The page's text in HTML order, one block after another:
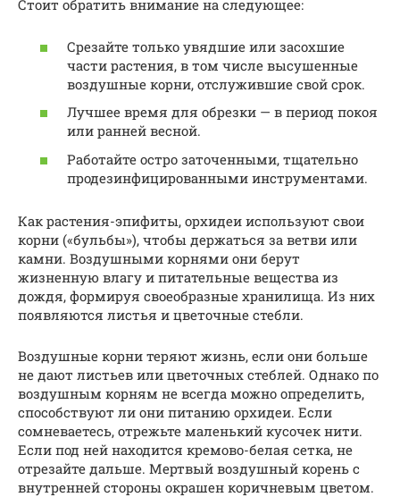
Стоит обратить внимание на следующее:
Срезайте только увядшие или засохшие
части растения, в том числе высушенные
воздушные корни, отслужившие свой срок.
Лучшее время для обрезки — в период покоя
или ранней весной.
Работайте остро заточенными, тщательно
продезинфицированными инструментами.
Как растения-эпифиты, орхидеи используют свои
корни («бульбы»), чтобы держаться за ветви или
камни. Воздушными корнями они берут
жизненную влагу и питательные вещества из
дождя, формируя своеобразные хранилища. Из них
появляются листья и цветочные стебли.
Воздушные корни теряют жизнь, если они больше
не дают листьев или цветочных стеблей. Однако по
воздушным корням не всегда можно определить,
способствуют ли они питанию орхидеи. Если
сомневаетесь, отрежьте маленький кусочек нити.
Если под ней находится кремово-белая сетка, не
отрезайте дальше. Мертвый воздушный корень с
внутренней стороны окрашен коричневым цветом.